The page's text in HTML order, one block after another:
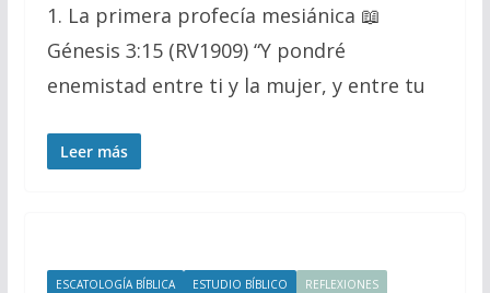
1. La primera profecía mesiánica 📖
Génesis 3:15 (RV1909) “Y pondré
enemistad entre ti y la mujer, y entre tu
Leer más
ESCATOLOGÍA BÍBLICA ESTUDIO BÍBLICO REFLEXIONES